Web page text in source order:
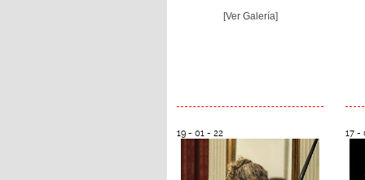
[Ver Galería]
19 - 01 - 22 17 -